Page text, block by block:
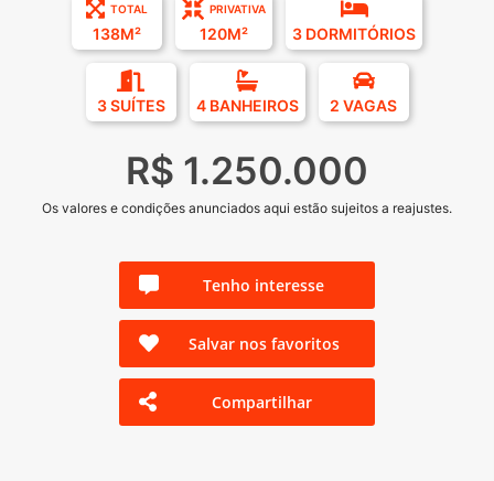
TOTAL
138M²
PRIVATIVA
120M² 3 DORMITÓRIOS
3 SUÍTES 4 BANHEIROS 2 VAGAS
R$ 1.250.000
Os valores e condições anunciados aqui estão sujeitos a reajustes.
Tenho interesse
Salvar nos favoritos
Compartilhar